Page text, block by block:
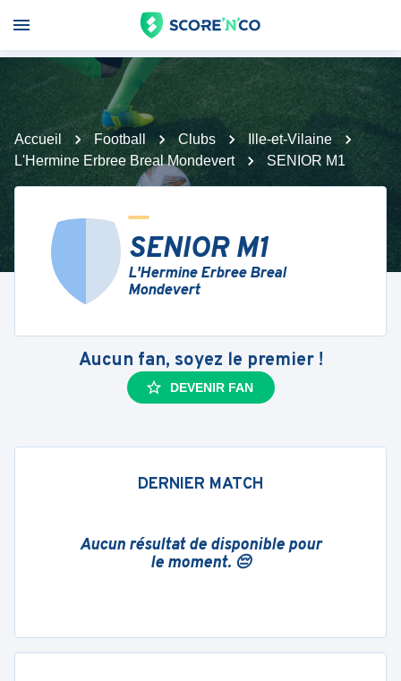
Accueil Football Clubs
Ille-et-Vilaine
L'Hermine Erbree Breal Mondevert
SENIOR M1
SENIOR M1
L'Hermine Erbree Breal
Mondevert
Aucun fan, soyez le premier !
DEVENIR FAN
DERNIER MATCH
Aucun résultat de disponible pour
le moment. 😔